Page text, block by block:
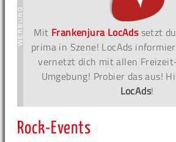
Mit Frankenjura LocAdssetzt
prima in Szene! LocAds
vernetzt dich mit allen
Umgebung! Probier das aus!
LocAds!
Rock-Events